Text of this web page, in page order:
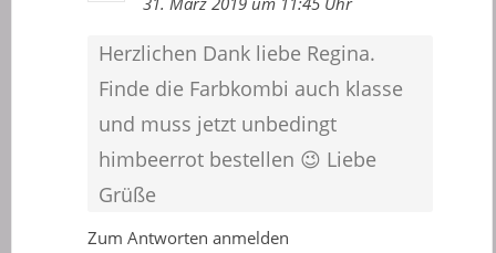
Herzlichen Dank liebe Regina.
Finde die Farbkombi auch klasse
und muss jetzt unbedingt
himbeerrot bestellen 😉 Liebe
Grüße
Zum Antworten anmelden